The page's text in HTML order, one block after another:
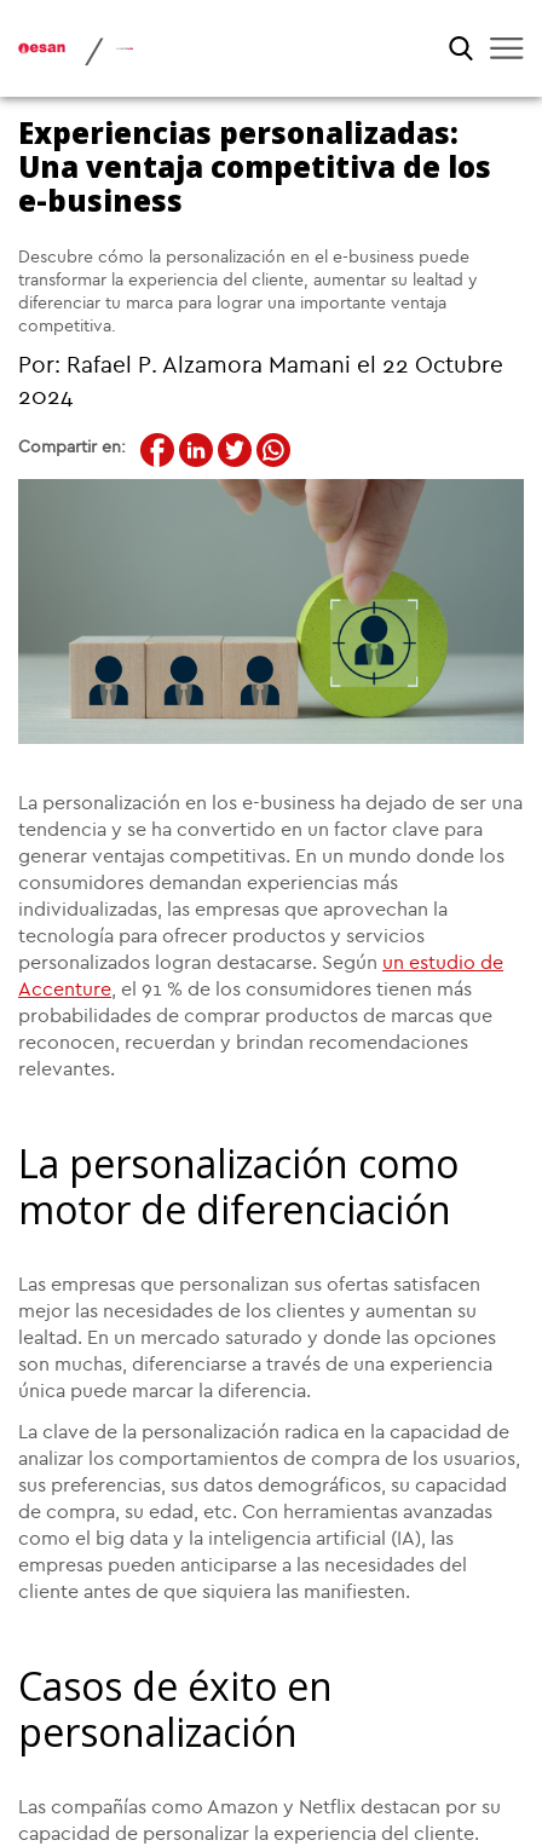
/
Experiencias personalizadas:
Una ventaja competitiva de los
e-business
Descubre cómo la personalización en el e-business puede
transformar la experiencia del cliente, aumentar su lealtad y
diferenciar tu marca para lograr una importante ventaja
competitiva.
Por: Rafael P. Alzamora Mamani el 22 Octubre
2024
Compartir en:
La personalización en los e-business ha dejado de ser una
tendencia y se ha convertido en un factor clave para
generar ventajas competitivas. En un mundo donde los
consumidores demandan experiencias más
individualizadas, las empresas que aprovechan la
tecnología para ofrecer productos y servicios
personalizados logran destacarse. Según un estudio de
Accenture, el 91 % de los consumidores tienen más
probabilidades de comprar productos de marcas que
reconocen, recuerdan y brindan recomendaciones
relevantes.
La personalización como
motor de diferenciación
Las empresas que personalizan sus ofertas satisfacen
mejor las necesidades de los clientes y aumentan su
lealtad. En un mercado saturado y donde las opciones
son muchas, diferenciarse a través de una experiencia
única puede marcar la diferencia.
La clave de la personalización radica en la capacidad de
analizar los comportamientos de compra de los usuarios,
sus preferencias, sus datos demográficos, su capacidad
de compra, su edad, etc. Con herramientas avanzadas
como el big data y la inteligencia artificial (IA), las
empresas pueden anticiparse a las necesidades del
cliente antes de que siquiera las manifiesten.
Casos de éxito en
personalización
Las compañías como Amazon y Netflix destacan por su
capacidad de personalizar la experiencia del cliente.